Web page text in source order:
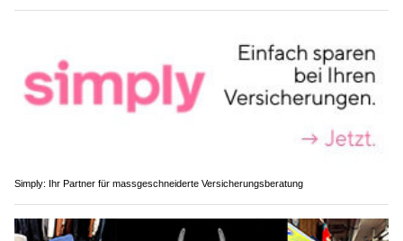
Simply: Ihr Partner für massgeschneiderte Versicherungsberatung